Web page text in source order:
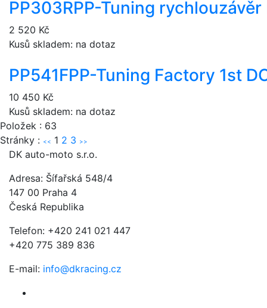
PP303RPP-Tuning
2 520 Kč
Kusů skladem: na dotaz
PP541FPP-Tuning Factory 1st
10 450 Kč
Kusů skladem: na dotaz
Položek : 63
Stránky : << 1 2 3 >>
DK auto-moto s.r.o.
Adresa: Šífařská 548/4
147 00 Praha 4
Česká Republika
Telefon: +420 241 021 447
+420 775 389 836
E-mail: info@dkracing.cz